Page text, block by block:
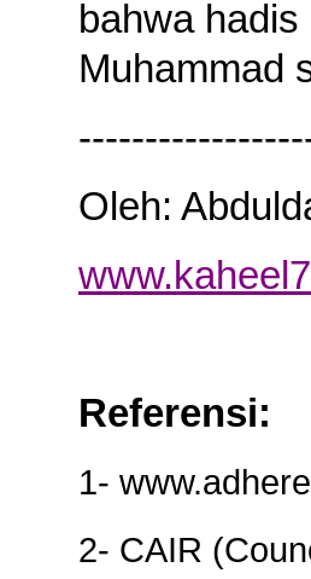
bahwa
Muhammad
Oleh:
Referensi:
1-
2- CAIR